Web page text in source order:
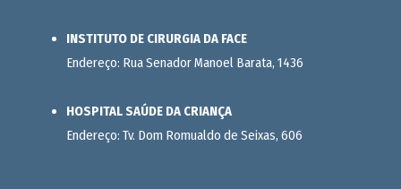
INSTITUTO DE CIRURGIA DA FACE
Endereço: Rua Senador Manoel Barata, 1436
HOSPITAL SAÚDE DA CRIANÇA
Endereço: Tv. Dom Romualdo de Seixas, 606